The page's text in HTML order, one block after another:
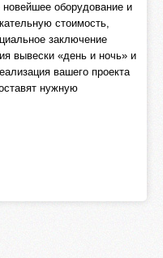
оборудование и
стоимость,
заключение
вывески «день и ночь» и
вашего проекта
нужную